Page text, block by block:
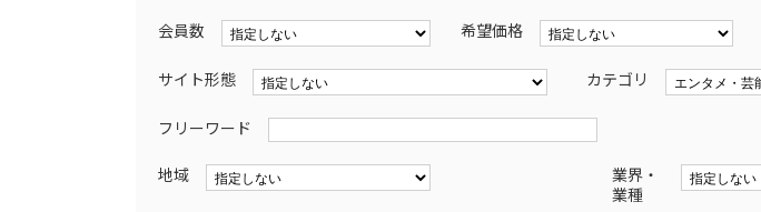
会員数 希望価格
サイト形態 カテゴリ
フリーワード
地域
業界・
業種